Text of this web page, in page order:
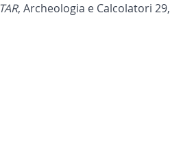
, Archeologia e Calcolatori 29,